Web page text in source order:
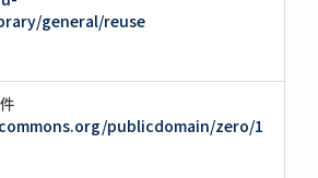
general/reuse
publicdomain/zero/1